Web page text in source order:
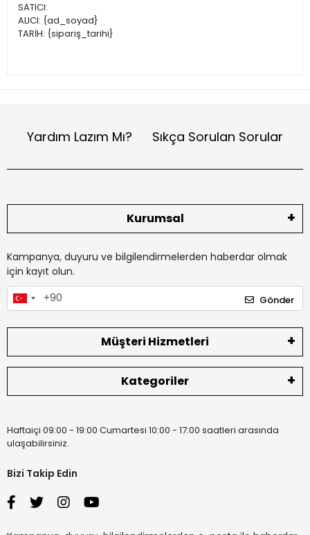
SATICI:
ALICI: {ad_soyad}
TARİH: {sipariş_tarihi}
Yardım Lazım Mı? Sıkça Sorulan Sorular
Kurumsal
Kampanya, duyuru ve bilgilendirmelerden haberdar olmak
için kayıt olun.
Gönder
Müşteri Hizmetleri
Kategoriler
Haftaiçi 09:00 - 19:00 Cumartesi 10:00 - 17:00 saatleri arasında
ulaşabilirsiniz.
Bizi Takip Edin